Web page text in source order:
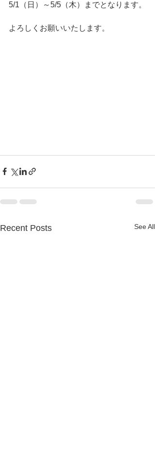
5/1（日）～5/5（木）までとなります。
よろしくお願いいたします。
Recent Posts See All